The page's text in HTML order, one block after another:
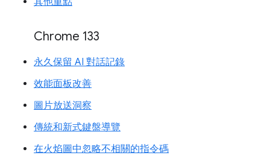
Chrome 133
永久保留 AI 對話記錄
效能面板改善
圖片放送洞察
傳統和新式鍵盤導覽
在火焰圖中忽略不相關的指令碼